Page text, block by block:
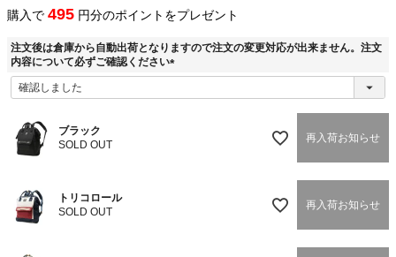
購入で 495 円分のポイントをプレゼント
注文後は倉庫から自動出荷となりますので注文の変更対応が出来ません。注文
内容について必ずご確認ください
(
ブラック
SOLD OUT
再入荷お知らせ
トリコロール
SOLD OUT
再入荷お知らせ